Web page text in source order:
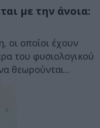
με την άνοια:
οι οποίοι έχουν
του φυσιολογικού
θεωρούνται...